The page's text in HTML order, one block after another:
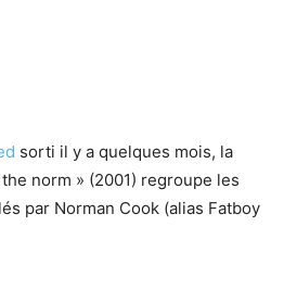
sorti il y a quelques mois, la
norm » (2001) regroupe les
par Norman Cook (alias Fatboy